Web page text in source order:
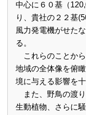
中心に６０基（
り、貴社の２２基
風力発電機がせた
る。
これらのことから
地域の全体像を俯
境に与える影響を
また、野鳥の渡
生動植物、さらに